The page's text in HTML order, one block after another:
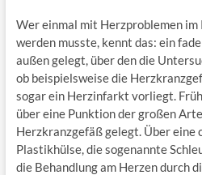
Wer einmal mit Herzproblemen im
werden musste, kennt das: ein
außen gelegt, über den die
ob beispielsweise die
sogar ein Herzinfarkt vorliegt.
über eine Punktion der großen
Herzkranzgefäß gelegt. Über eine
Plastikhülse, die sogenannte
die Behandlung am Herzen durch